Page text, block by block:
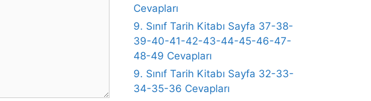
Cevapları
9. Sınıf Tarih Kitabı Sayfa 37-38-
39-40-41-42-43-44-45-46-47-
48-49 Cevapları
9. Sınıf Tarih Kitabı Sayfa 32-33-
34-35-36 Cevapları